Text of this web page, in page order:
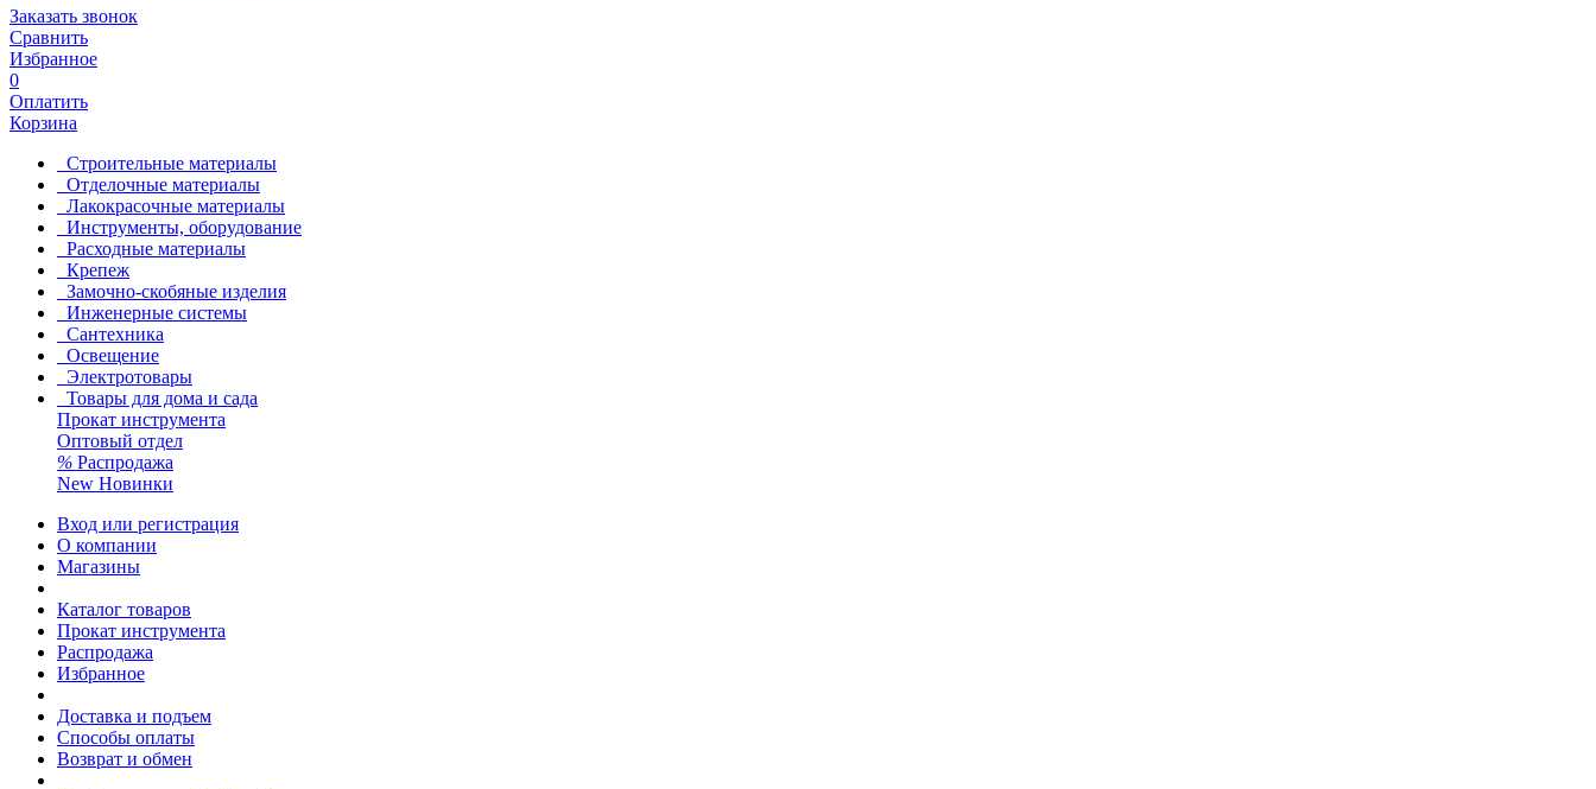
Заказать звонок
Сравнить
Избранное
0
Оплатить
Корзина
Строительные материалы
Отделочные материалы
Лакокрасочные материалы
Инструменты, оборудование
Расходные материалы
Крепеж
Замочно-скобяные изделия
Инженерные системы
Сантехника
Освещение
Электротовары
Товары для дома и сада
Прокат инструмента
Оптовый отдел
% Распродажа
New Новинки
Вход или регистрация
О компании
Магазины
Каталог товаров
Прокат инструмента
Распродажа
Избранное
Доставка и подъем
Способы оплаты
Возврат и обмен